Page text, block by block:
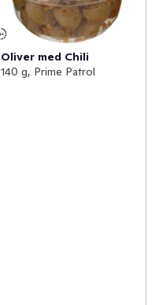
Oliver med Chili
140 g, Prime Patrol